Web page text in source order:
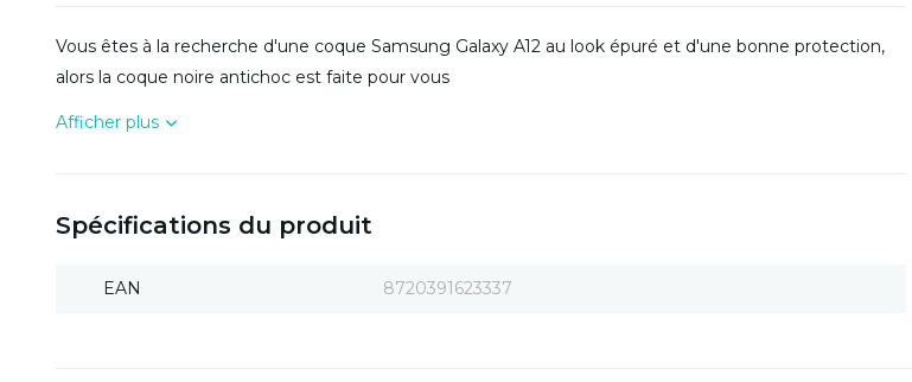
Vous êtes à la recherche d'une coque Samsung Galaxy A12 au look épuré et d'une bonne protection,
alors la coque noire antichoc est faite pour vous
Afficher plus
Spécifications du produit
EAN 8720391623337